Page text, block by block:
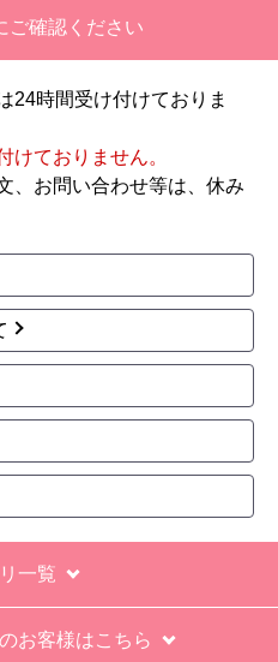
きましたか？】
】
雑。
かった点は、ただ一
不安である。
扱いの説明もなく、慌
違った。８年保証にして
追加になり１１年と説
カー保証期間も８年に含
が正しいか分からな
げを手伝った。もし、
ご確認ください
24時間受け付けておりま
ておりません。
、お問い合わせ等は、休み
一覧
お客様はこちら